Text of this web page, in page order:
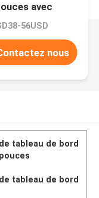
avec
56USD
nous
tableau de bord
tableau de bord